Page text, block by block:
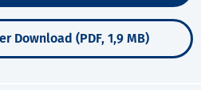
Download (PDF, 1,9 MB)